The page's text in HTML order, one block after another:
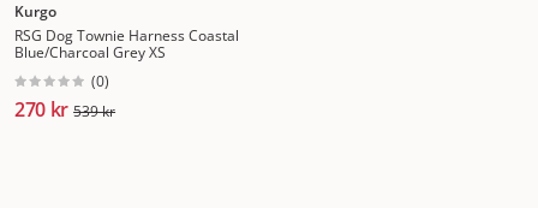
Kurgo
RSG Dog Townie Harness Coastal
Blue/Charcoal Grey XS
(0)
270 kr 539 kr